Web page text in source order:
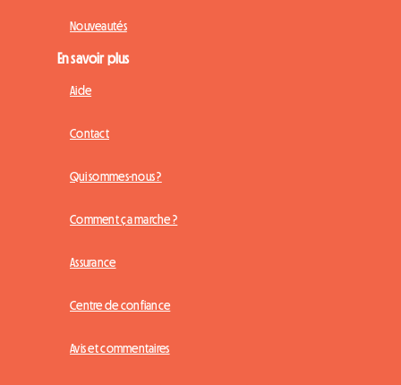
Nouveautés
En savoir plus
Aide
Contact
Qui sommes-nous ?
Comment ça marche ?
Assurance
Centre de confiance
Avis et commentaires